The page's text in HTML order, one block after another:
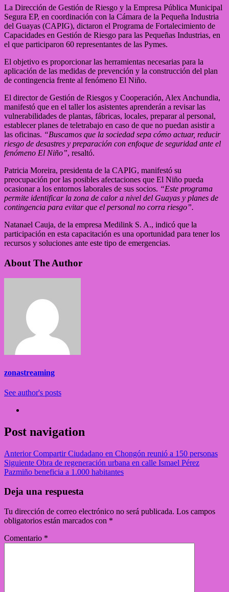
La Dirección de Gestión de Riesgo y la Empresa Pública Municipal
Segura EP, en coordinación con la Cámara de la Pequeña Industria
del Guayas (CAPIG), dictaron el Programa de Fortalecimiento de
Capacidades en Gestión de Riesgo para las Pequeñas Industrias, en
el que participaron 60 representantes de las Pymes.
El objetivo es proporcionar las herramientas necesarias para la
aplicación de las medidas de prevención y la construcción del plan
de contingencia frente al fenómeno El Niño.
El director de Gestión de Riesgos y Cooperación, Alex Anchundia,
manifestó que en el taller los asistentes aprenderán a revisar las
vulnerabilidades de plantas, fábricas, locales, preparar al personal,
establecer planes de teletrabajo en caso de que no puedan asistir a
las oficinas. “Buscamos que la sociedad sepa cómo actuar, reducir
riesgo de desastres y preparación con enfoque de seguridad ante el
fenómeno El Niño”, resaltó.
Patricia Moreira, presidenta de la CAPIG, manifestó su
preocupación por las posibles afectaciones que El Niño pueda
ocasionar a los entornos laborales de sus socios. “Este programa
permite identificar la zona de calor a nivel del Guayas y planes de
contingencia para evitar que el personal no corra riesgo”.
Natanael Cauja, de la empresa Medilink S. A., indicó que la
participación en esta capacitación es una oportunidad para tener los
recursos y soluciones ante este tipo de emergencias.
About The Author
zonastreaming
See author's posts
Post navigation
AnteriorCompartir Ciudadano en Chongón reunió a 150 personas
Siguiente Obra de regeneración urbana en calle Ismael Pérez
Pazmiño beneficia a 1.000 habitantes
Deja una respuesta
Tu dirección de correo electrónico no será publicada. Los campos
obligatorios están marcados con *
Comentario *